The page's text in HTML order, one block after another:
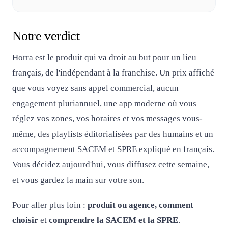
Notre verdict
Horra est le produit qui va droit au but pour un lieu
français, de l'indépendant à la franchise. Un prix affiché
que vous voyez sans appel commercial, aucun
engagement pluriannuel, une app moderne où vous
réglez vos zones, vos horaires et vos messages vous-
même, des playlists éditorialisées par des humains et un
accompagnement SACEM et SPRE expliqué en français.
Vous décidez aujourd'hui, vous diffusez cette semaine,
et vous gardez la main sur votre son.
Pour aller plus loin : produit ou agence, comment
choisir et comprendre la SACEM et la SPRE.